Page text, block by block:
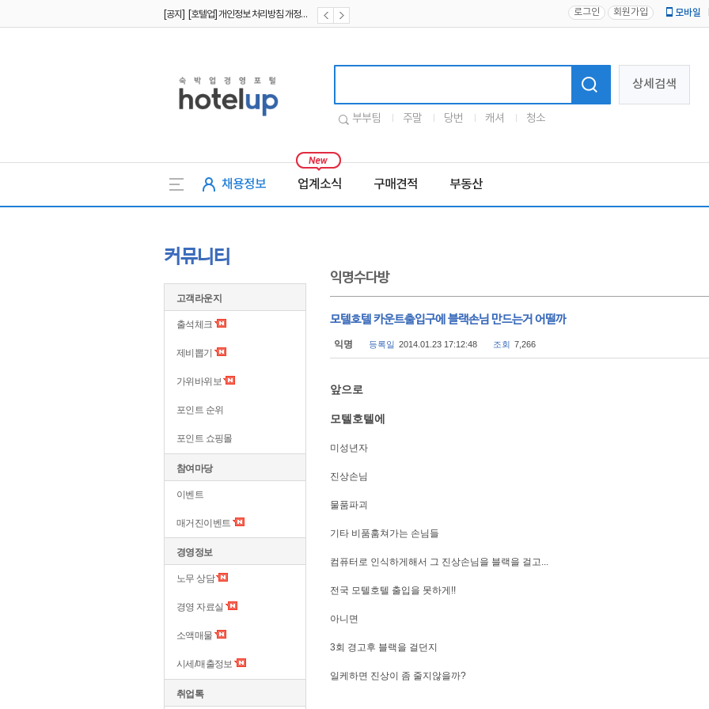
[공지] [호텔업] 개인정보 처리방침 개정본1 (19.09.02) 로그인 회원가입 모바일
상세검색
부부팀 주말 당번 캐셔 청소
채용정보 업계소식 구매견적 부동산
커뮤니티
고객라운지
출석체크
제비뽑기
가위바위보
포인트 순위
포인트 쇼핑몰
참여마당
이벤트
매거진이벤트
경영정보
노무 상담
경영 자료실
소액매물
시세/매출정보
취업톡
익명수다방
모텔호텔 카운트출입구에 블랙손님 만드는거 어떨까
익명 등록일 2014.01.23 17:12:48 조회 7,266
앞으로
모텔호텔에
미성년자
진상손님
물품파괴
기타 비품훔쳐가는 손님들
컴퓨터로 인식하게해서 그 진상손님을 블랙을 걸고...
전국 모텔호텔 출입을 못하게!!
아니면
3회 경고후 블랙을 걸던지
일케하면 진상이 좀 줄지않을까?